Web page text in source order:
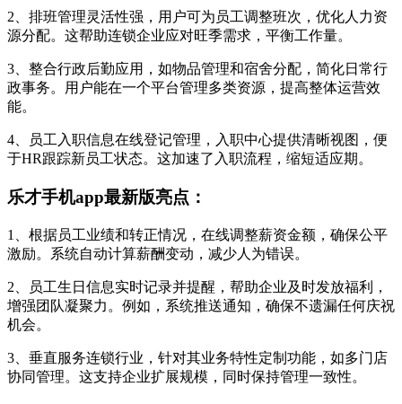
2、排班管理灵活性强，用户可为员工调整班次，优化人力资
源分配。这帮助连锁企业应对旺季需求，平衡工作量。
3、整合行政后勤应用，如物品管理和宿舍分配，简化日常行
政事务。用户能在一个平台管理多类资源，提高整体运营效
能。
4、员工入职信息在线登记管理，入职中心提供清晰视图，便
于HR跟踪新员工状态。这加速了入职流程，缩短适应期。
乐才手机app最新版亮点：
1、根据员工业绩和转正情况，在线调整薪资金额，确保公平
激励。系统自动计算薪酬变动，减少人为错误。
2、员工生日信息实时记录并提醒，帮助企业及时发放福利，
增强团队凝聚力。例如，系统推送通知，确保不遗漏任何庆祝
机会。
3、垂直服务连锁行业，针对其业务特性定制功能，如多门店
协同管理。这支持企业扩展规模，同时保持管理一致性。